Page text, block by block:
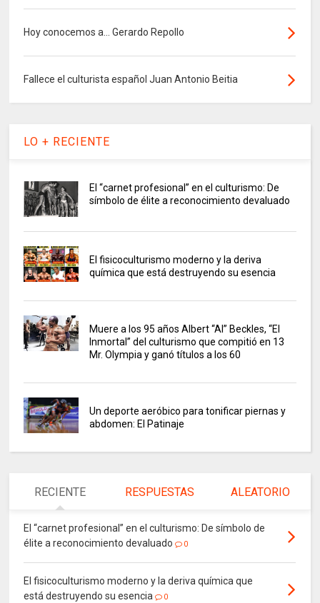
Hoy conocemos a... Gerardo Repollo
Fallece el culturista español Juan Antonio Beitia
LO + RECIENTE
El “carnet profesional” en el culturismo: De
símbolo de élite a reconocimiento devaluado
El fisicoculturismo moderno y la deriva
química que está destruyendo su esencia
Muere a los 95 años Albert “Al” Beckles, “El
Inmortal” del culturismo que compitió en 13
Mr. Olympia y ganó títulos a los 60
Un deporte aeróbico para tonificar piernas y
abdomen: El Patinaje
RECIENTE RESPUESTAS ALEATORIO
El “carnet profesional” en el culturismo: De símbolo de
élite a reconocimiento devaluado
0
El fisicoculturismo moderno y la deriva química que
está destruyendo su esencia
0